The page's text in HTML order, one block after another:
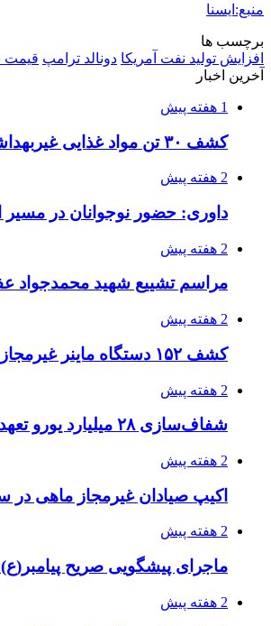
منبع:ایسنا
برچسب ها
افزایش تولید نفت آمریکا دونالد ترامپ قيمت
آخرین اخبار
1 هفته پیش
کشف ۳۰ تن مواد غذایی غیربهداشتی در شاهرود؛ انبار پلمب شد
2 هفته پیش
داوری: حضور نوجوانان در
2 هفته پیش
مراسم تشییع شهید محمدجواد
2 هفته پیش
کشف ۱۵۲ دستگاه ماینر غیرمجاز در لرستان
2 هفته پیش
شفاف‌سازی ۲۸ میلیارد یورو تعهدات ارزی
2 هفته پیش
اکیپ صیادان غیرمجاز ماهی در
2 هفته پیش
ماجرای پیشگویی صریح
2 هفته پیش